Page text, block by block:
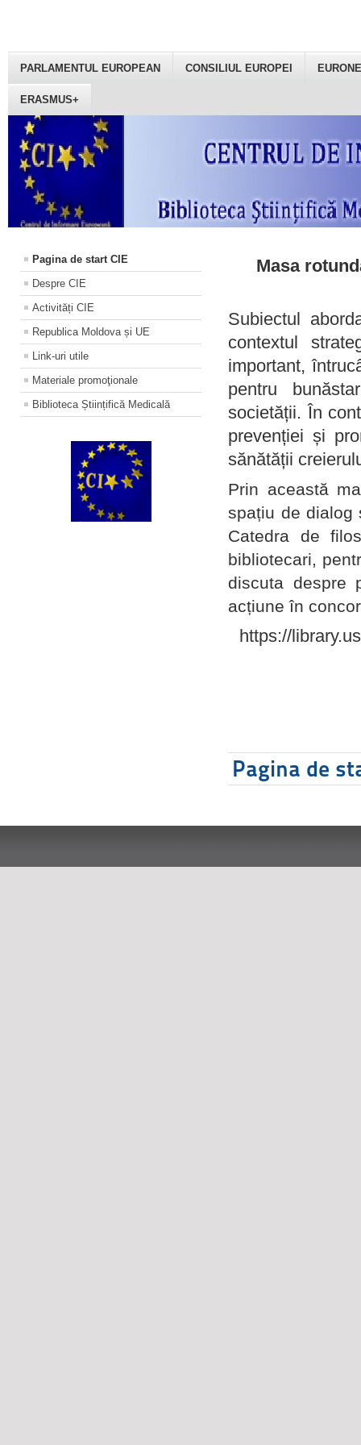
PARLAMENTUL EUROPEAN CONSILIUL EUROPEI
ERASMUS+
Pagina de start CIE
Despre CIE
Activități CIE
Republica Moldova și UE
Link-uri utile
Materiale promoţionale
Biblioteca Științifică Medicală
Masa
Subiectul
contextul
important,
pentru
societății. În
prevenției și
sănătății
Prin această
spațiu de dialog
Catedra de
bibliotecari,
discuta despre
acțiune în
https://
Pagina de